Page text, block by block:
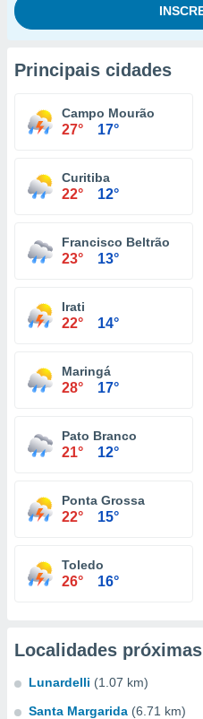
Principais cidades
Campo Mourão
27° 17°
Curitiba
22° 12°
Francisco Beltrão
23° 13°
Irati
22° 14°
Maringá
28° 17°
Pato Branco
21° 12°
Ponta Grossa
22° 15°
Toledo
26° 16°
Localidades próximas
Lunardelli (1.07 km)
Santa Margarida (6.71 km)